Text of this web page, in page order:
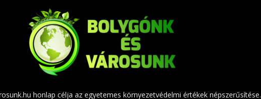
honlap célja az egyetemes környezetvédelmi értékek népszerűsítése.